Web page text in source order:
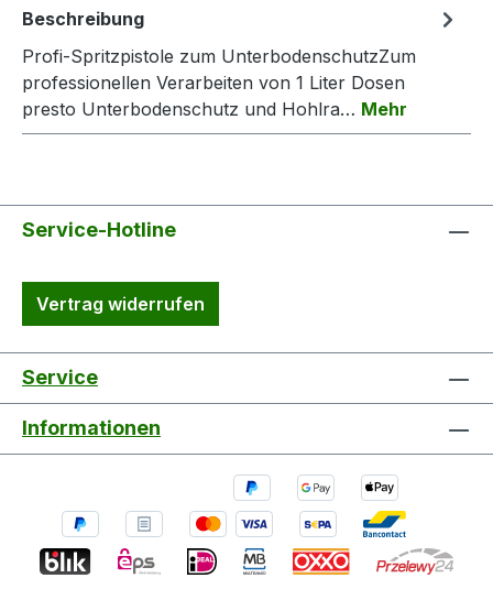
Beschreibung
Profi-Spritzpistole zum UnterbodenschutzZum
professionellen Verarbeiten von 1 Liter Dosen
presto Unterbodenschutz und Hohlra… Mehr
Service-Hotline
Vertrag widerrufen
Service
Informationen